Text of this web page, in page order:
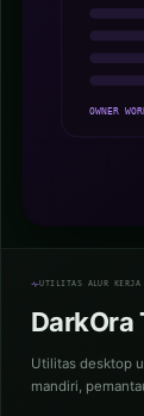
UTILITAS ALUR KERJA
DarkOra
Utilitas desktop
mandiri,